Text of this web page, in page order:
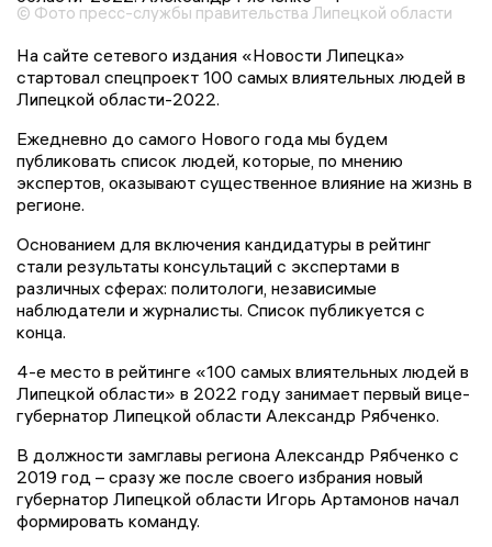
© Фото пресс-службы правительства Липецкой области
На сайте сетевого издания «Новости Липецка»
стартовал спецпроект 100 самых влиятельных людей в
Липецкой области-2022.
Ежедневно до самого Нового года мы будем
публиковать список людей, которые, по мнению
экспертов, оказывают существенное влияние на жизнь в
регионе.
Основанием для включения кандидатуры в рейтинг
стали результаты консультаций с экспертами в
различных сферах: политологи, независимые
наблюдатели и журналисты. Список публикуется с
конца.
4-е место в рейтинге «100 самых влиятельных людей в
Липецкой области» в 2022 году занимает первый вице-
губернатор Липецкой области Александр Рябченко.
В должности замглавы региона Александр Рябченко с
2019 год – сразу же после своего избрания новый
губернатор Липецкой области Игорь Артамонов начал
формировать команду.